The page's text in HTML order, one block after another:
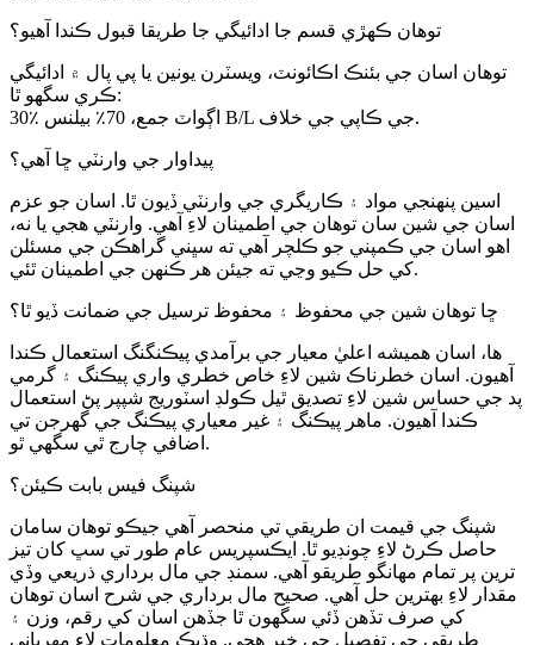
توهان ڪهڙي قسم جا ادائيگي جا طريقا قبول ڪندا آهيو؟
توهان اسان جي بئنڪ اڪائونٽ، ويسٽرن يونين يا پي پال ۾ ادائيگي
ڪري سگهو ٿا:
30٪ اڳواٽ جمع، 70٪ بيلنس B/L جي ڪاپي جي خلاف.
پيداوار جي وارنٽي ڇا آهي؟
اسين پنهنجي مواد ۽ ڪاريگري جي وارنٽي ڏيون ٿا. اسان جو عزم
اسان جي شين سان توهان جي اطمينان لاءِ آهي. وارنٽي هجي يا نه،
اهو اسان جي ڪمپني جو ڪلچر آهي ته سڀني گراهڪن جي مسئلن
کي حل ڪيو وڃي ته جيئن هر ڪنهن جي اطمينان ٿئي.
ڇا توهان شين جي محفوظ ۽ محفوظ ترسيل جي ضمانت ڏيو ٿا؟
ها، اسان هميشه اعليٰ معيار جي برآمدي پيڪنگنگ استعمال ڪندا
آهيون. اسان خطرناڪ شين لاءِ خاص خطري واري پيڪنگ ۽ گرمي
پد جي حساس شين لاءِ تصديق ٿيل ڪولڊ اسٽوريج شپپر پڻ استعمال
ڪندا آهيون. ماهر پيڪنگ ۽ غير معياري پيڪنگ جي گهرجن تي
اضافي چارج ٿي سگهي ٿو.
شپنگ فيس بابت ڪيئن؟
شپنگ جي قيمت ان طريقي تي منحصر آهي جيڪو توهان سامان
حاصل ڪرڻ لاءِ چونڊيو ٿا. ايڪسپريس عام طور تي سڀ کان تيز
ترين پر تمام مهانگو طريقو آهي. سمنڊ جي مال برداري ذريعي وڏي
مقدار لاءِ بهترين حل آهي. صحيح مال برداري جي شرح اسان توهان
کي صرف تڏهن ڏئي سگهون ٿا جڏهن اسان کي رقم، وزن ۽
طريقي جي تفصيل جي خبر هجي. وڌيڪ معلومات لاءِ مهرباني